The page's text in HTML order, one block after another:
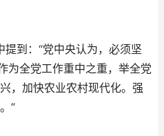
到：“党中央认为，必须坚
为全党工作重中之重，举全党
，加快农业农村现代化。强
”